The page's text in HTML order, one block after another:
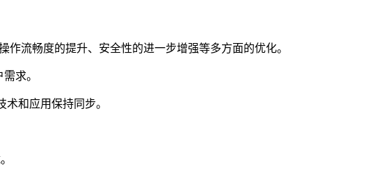
流畅度的提升、安全性的进一步增强等多方面的优化。
求。
和应用保持同步。